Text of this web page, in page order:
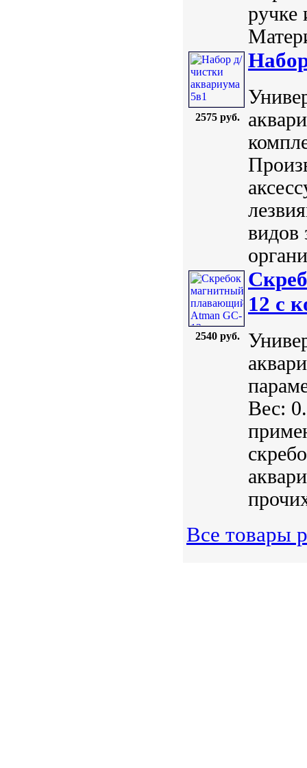
ручке
2575 руб.
видов
2540 руб.
12 с
Вес:
Все товары